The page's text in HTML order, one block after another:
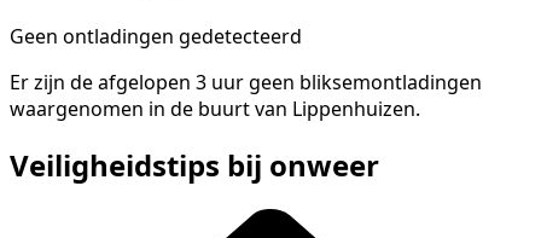
Geen ontladingen gedetecteerd
Er zijn de afgelopen 3 uur geen bliksemontladingen
waargenomen in de buurt van Lippenhuizen.
Veiligheidstips bij onweer